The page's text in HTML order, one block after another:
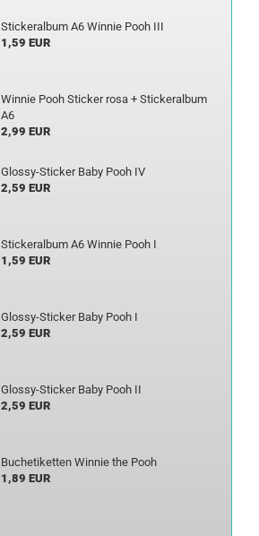
Sti­ckeral­bum A6 Win­nie Pooh III
1,59 EUR
Win­nie Pooh Sti­cker rosa + Sti­ckeral­bum
A6
2,99 EUR
Glossy-​Sticker Baby Pooh IV
2,59 EUR
Sti­ckeral­bum A6 Win­nie Pooh I
1,59 EUR
Glossy-​Sticker Baby Pooh I
2,59 EUR
Glossy-​Sticker Baby Pooh II
2,59 EUR
Bu­ch­eti­ket­ten Win­nie the Pooh
1,89 EUR